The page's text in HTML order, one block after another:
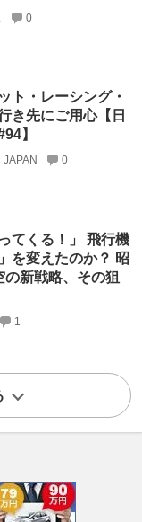
0
ト・レーシング・
き先にご用心【日
】
0
てくる！」 飛行機
を変えたのか？ 昭
新戦略、その狙
1